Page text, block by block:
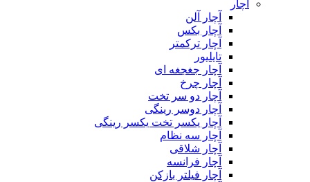
آچار
آچار آلن
آچار بکس
آچار ترکمتر
تایلیور
آچار جغجغه ای
آچار چرخ
آچار دو سر تخت
آچار دوسر رینگی
آچار یکسر تخت یکسر رینگی
آچار سه نظام
آچار شلاقی
آچار فرانسه
آچار فیلتر بازکن